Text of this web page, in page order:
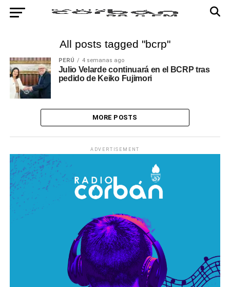
All posts tagged "bcrp"
PERÚ 4 semanas ago
Julio Velarde continuará en el BCRP tras
pedido de Keiko Fujimori
MORE POSTS
ADVERTISEMENT